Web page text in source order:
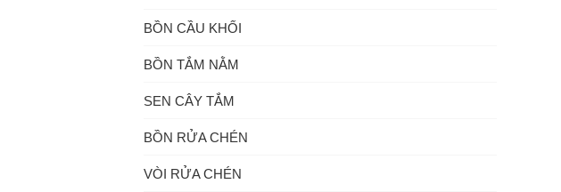
BỒN CẦU KHỐI
BỒN TẮM NẰM
SEN CÂY TẮM
BỒN RỬA CHÉN
VÒI RỬA CHÉN